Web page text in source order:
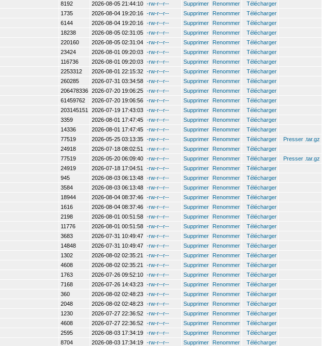
8192 2026-08-05 21:44:10 -rw-r--r-- Supprimer Renommer
Télécharger
1735 2026-08-04 19:20:16 -rw-r--r-- Supprimer Renommer
Télécharger
6144 2026-08-04 19:20:16 -rw-r--r-- Supprimer Renommer
Télécharger
18238 2026-08-05 02:31:05 -rw-r--r-- Supprimer Renommer
Télécharger
220160 2026-08-05 02:31:04 -rw-r--r-- Supprimer Renommer
Télécharger
23424 2026-08-01 09:20:03 -rw-r--r-- Supprimer Renommer
Télécharger
116736 2026-08-01 09:20:03 -rw-r--r-- Supprimer Renommer
Télécharger
2253312 2026-08-01 22:15:32 -rw-r--r-- Supprimer Renommer
Télécharger
260285 2026-07-31 03:34:58 -rw-r--r-- Supprimer Renommer
Télécharger
206478336 2026-07-20 19:06:25 -rw-r--r-- Supprimer Renommer
Télécharger
61459762 2026-07-20 19:06:56 -rw-r--r-- Supprimer Renommer
Télécharger
203145151 2026-07-19 17:43:03 -rw-r--r-- Supprimer Renommer
Télécharger
3359 2026-08-01 17:47:45 -rw-r--r-- Supprimer Renommer
Télécharger
14336 2026-08-01 17:47:45 -rw-r--r-- Supprimer Renommer
Télécharger
77519 2026-05-25 03:13:35 -rw-r--r-- Supprimer Renommer Télécharger
Presser .tar.gz
24918 2026-07-18 08:02:51 -rw-r--r-- Supprimer Renommer
Télécharger
77519 2026-05-20 06:09:40 -rw-r--r-- Supprimer Renommer Télécharger
Presser .tar.gz
24919 2026-07-18 17:04:51 -rw-r--r-- Supprimer Renommer
Télécharger
945 2026-08-03 06:13:48 -rw-r--r-- Supprimer Renommer
Télécharger
3584 2026-08-03 06:13:48 -rw-r--r-- Supprimer Renommer
Télécharger
18944 2026-08-04 08:37:46 -rw-r--r-- Supprimer Renommer
Télécharger
1616 2026-08-04 08:37:46 -rw-r--r-- Supprimer Renommer
Télécharger
2198 2026-08-01 00:51:58 -rw-r--r-- Supprimer Renommer
Télécharger
11776 2026-08-01 00:51:58 -rw-r--r-- Supprimer Renommer
Télécharger
3683 2026-07-31 10:49:47 -rw-r--r-- Supprimer Renommer
Télécharger
14848 2026-07-31 10:49:47 -rw-r--r-- Supprimer Renommer
Télécharger
1302 2026-08-02 02:35:21 -rw-r--r-- Supprimer Renommer
Télécharger
4608 2026-08-02 02:35:21 -rw-r--r-- Supprimer Renommer
Télécharger
1763 2026-07-26 09:52:10 -rw-r--r-- Supprimer Renommer
Télécharger
7168 2026-07-26 14:43:23 -rw-r--r-- Supprimer Renommer
Télécharger
360 2026-08-02 02:48:23 -rw-r--r-- Supprimer Renommer
Télécharger
2048 2026-08-02 02:48:23 -rw-r--r-- Supprimer Renommer
Télécharger
1230 2026-07-27 22:36:52 -rw-r--r-- Supprimer Renommer
Télécharger
4608 2026-07-27 22:36:52 -rw-r--r-- Supprimer Renommer
Télécharger
2595 2026-08-03 17:34:19 -rw-r--r-- Supprimer Renommer
Télécharger
8704 2026-08-03 17:34:19 -rw-r--r-- Supprimer Renommer
Télécharger